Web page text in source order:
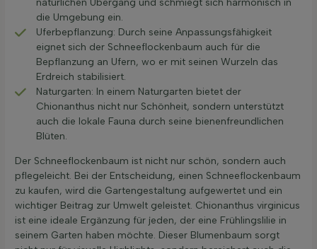
natürlichen Übergang und schmiegt sich harmonisch in
die Umgebung ein.
Uferbepflanzung: Durch seine Anpassungsfähigkeit
eignet sich der Schneeflockenbaum auch für die
Bepflanzung an Ufern, wo er mit seinen Wurzeln das
Erdreich stabilisiert.
Naturgarten: In einem Naturgarten bietet der
Chionanthus nicht nur Schönheit, sondern unterstützt
auch die lokale Fauna durch seine bienenfreundlichen
Blüten.
Der Schneeflockenbaum ist nicht nur schön, sondern auch
pflegeleicht. Bei der Entscheidung, einen Schneeflockenbaum
zu kaufen, wird die Gartengestaltung aufgewertet und ein
wichtiger Beitrag zur Umwelt geleistet. Chionanthus virginicus
ist eine ideale Ergänzung für jeden, der eine Frühlingslilie in
seinem Garten haben möchte. Dieser Blumenbaum sorgt